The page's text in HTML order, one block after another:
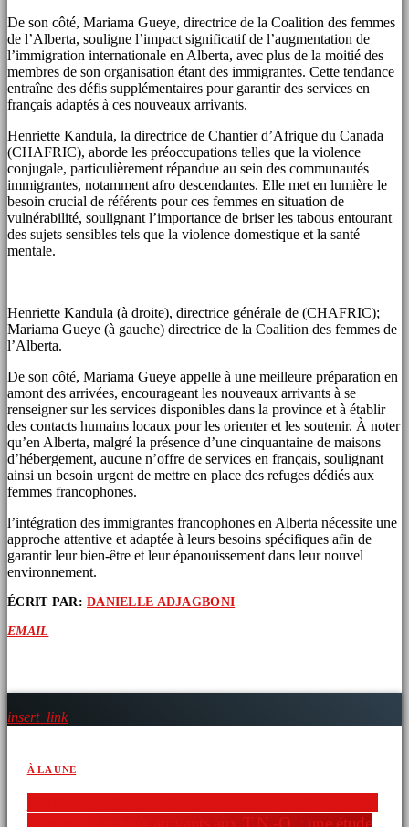
De son côté, Mariama Gueye, directrice de la Coalition des femmes
de l’Alberta, souligne l’impact significatif de l’augmentation de
l’immigration internationale en Alberta, avec plus de la moitié des
membres de son organisation étant des immigrantes. Cette tendance
entraîne des défis supplémentaires pour garantir des services en
français adaptés à ces nouveaux arrivants.
Henriette Kandula, la directrice de Chantier d’Afrique du Canada
(CHAFRIC), aborde les préoccupations telles que la violence
conjugale, particulièrement répandue au sein des communautés
immigrantes, notamment afro descendantes. Elle met en lumière le
besoin crucial de référents pour ces femmes en situation de
vulnérabilité, soulignant l’importance de briser les tabous entourant
des sujets sensibles tels que la violence domestique et la santé
mentale.
Henriette Kandula (à droite), directrice générale de (CHAFRIC);
Mariama Gueye (à gauche) directrice de la Coalition des femmes de
l’Alberta.
De son côté, Mariama Gueye appelle à une meilleure préparation en
amont des arrivées, encourageant les nouveaux arrivants à se
renseigner sur les services disponibles dans la province et à établir
des contacts humains locaux pour les orienter et les soutenir. À noter
qu’en Alberta, malgré la présence d’une cinquantaine de maisons
d’hébergement, aucune n’offre de services en français, soulignant
ainsi un besoin urgent de mettre en place des refuges dédiés aux
femmes francophones.
l’intégration des immigrantes francophones en Alberta nécessite une
approche attentive et adaptée à leurs besoins spécifiques afin de
garantir leur bien-être et leur épanouissement dans leur nouvel
environnement.
ÉCRIT PAR:DANIELLE ADJAGBONI
EMAIL
insert_link
À LA UNE